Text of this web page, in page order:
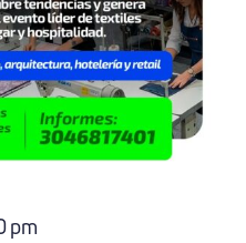
pm